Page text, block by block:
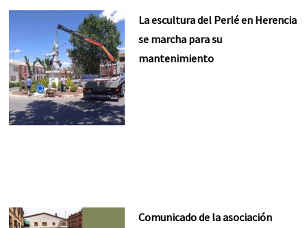
La escultura del Perlé en Herencia
se marcha para su
mantenimiento
Comunicado de la asociación